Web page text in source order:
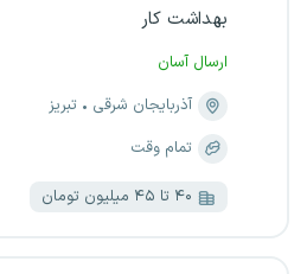
بهداشت کار
ارسال آسان
آذربایجان شرقی
تبریز
تمام وقت
۴۰ تا ۴۵ میلیون تومان